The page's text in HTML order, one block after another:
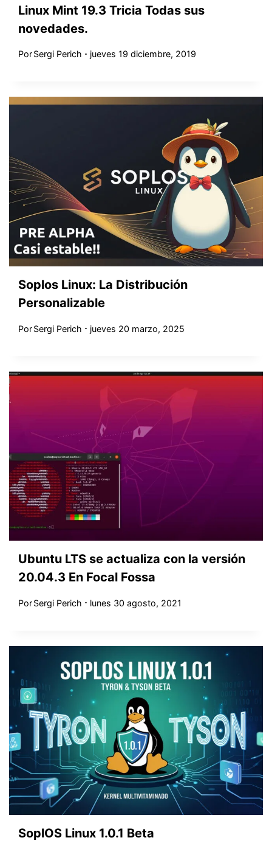
Linux Mint 19.3 Tricia Todas sus
novedades.
PorSergi Perich jueves 19 diciembre, 2019
Soplos Linux: La Distribución
Personalizable
PorSergi Perich jueves 20 marzo, 2025
Ubuntu LTS se actualiza con la versión
20.04.3 En Focal Fossa
PorSergi Perich lunes 30 agosto, 2021
SoplOS Linux 1.0.1 Beta